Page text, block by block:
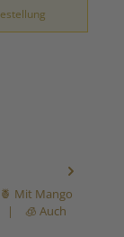
Mit Mango
| 🧊 Auch